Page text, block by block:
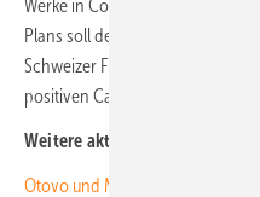
Werke in Colorado und Arizona
Plans soll demnach die
Schweizer Franken schließen,
positiven Cashflow erzielen kann.
Weitere aktuelle News:
Otovo und Meyer Burger starten